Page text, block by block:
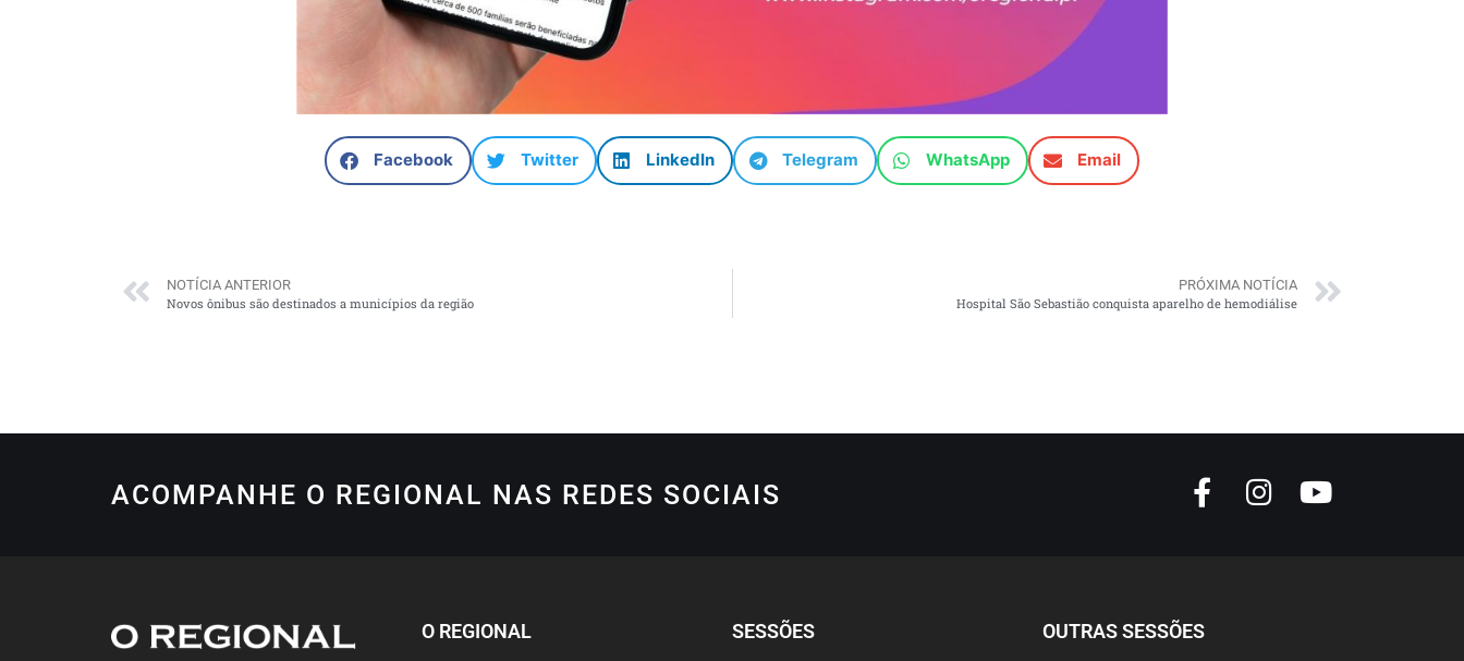
Facebook Twitter LinkedIn Telegram WhatsApp Email
NOTÍCIA ANTERIOR
Novos ônibus são destinados a municípios da região
PRÓXIMA NOTÍCIA
Hospital São Sebastião conquista aparelho de hemodiálise
ACOMPANHE O REGIONAL NAS REDES SOCIAIS
O REGIONAL SESSÕES OUTRAS SESSÕES